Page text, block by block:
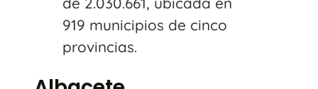
919 municipios de cinco
provincias.